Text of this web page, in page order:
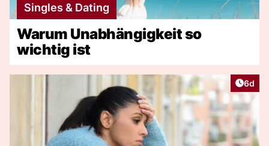
Singles & Dating
Warum Unabhängigkeit so
wichtig ist
6d